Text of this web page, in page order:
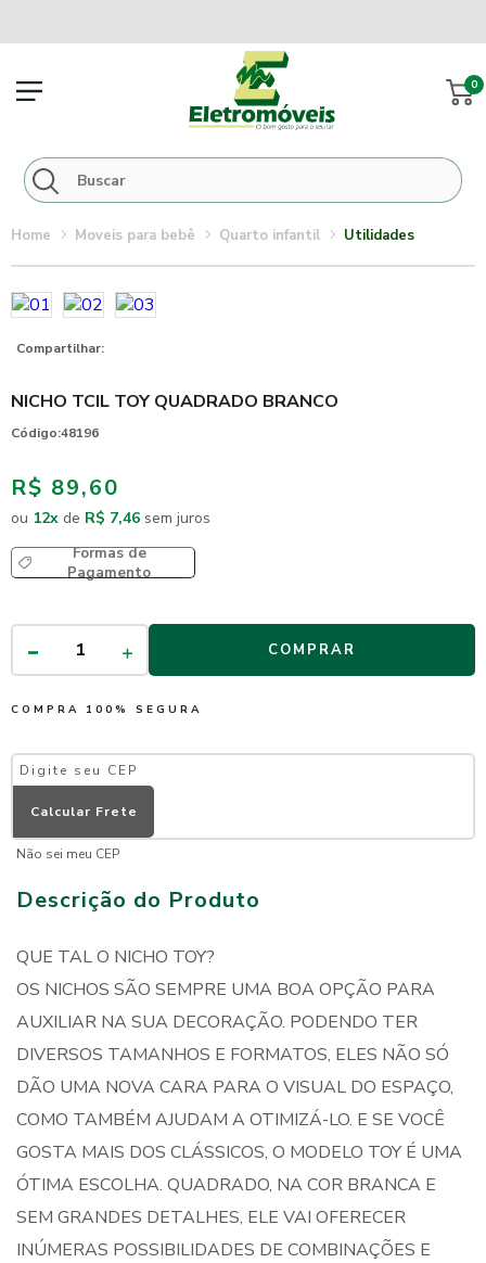
0
moveis para bebê quarto infantil utilidades
Compartilhar:
NICHO TCIL TOY QUADRADO BRANCO
Código:48196
R$ 89,60
ou 12x de R$ 7,46 sem juros
Formas de
Pagamento
COMPRAR
COMPRA 100% SEGURA
Não sei meu CEP
Descrição do Produto
QUE TAL O NICHO TOY?
OS NICHOS SÃO SEMPRE UMA BOA OPÇÃO PARA
AUXILIAR NA SUA DECORAÇÃO. PODENDO TER
DIVERSOS TAMANHOS E FORMATOS, ELES NÃO SÓ
DÃO UMA NOVA CARA PARA O VISUAL DO ESPAÇO,
COMO TAMBÉM AJUDAM A OTIMIZÁ-LO. E SE VOCÊ
GOSTA MAIS DOS CLÁSSICOS, O MODELO TOY É UMA
ÓTIMA ESCOLHA. QUADRADO, NA COR BRANCA E
SEM GRANDES DETALHES, ELE VAI OFERECER
INÚMERAS POSSIBILIDADES DE COMBINAÇÕES E